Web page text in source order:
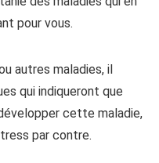
pour vous.
autres maladies, il
qui indiqueront que
cette maladie,
par contre.